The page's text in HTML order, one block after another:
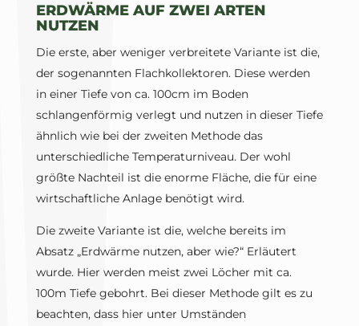
ERDWÄRME AUF ZWEI ARTEN
NUTZEN
Die erste, aber weniger verbreitete Variante ist die,
der sogenannten Flachkollektoren. Diese werden
in einer Tiefe von ca. 100cm im Boden
schlangenförmig verlegt und nutzen in dieser Tiefe
ähnlich wie bei der zweiten Methode das
unterschiedliche Temperaturniveau. Der wohl
größte Nachteil ist die enorme Fläche, die für eine
wirtschaftliche Anlage benötigt wird.
Die zweite Variante ist die, welche bereits im
Absatz „Erdwärme nutzen, aber wie?“ Erläutert
wurde. Hier werden meist zwei Löcher mit ca.
100m Tiefe gebohrt. Bei dieser Methode gilt es zu
beachten, dass hier unter Umständen